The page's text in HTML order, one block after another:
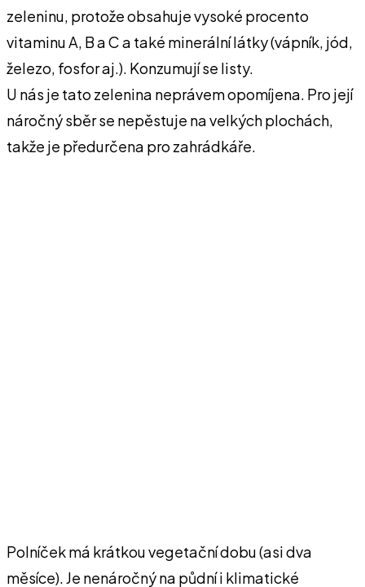
zeleninu, protože obsahuje vysoké procento
vitaminu A, B a C a také minerální látky (vápník, jód,
železo, fosfor aj.). Konzumují se listy.
U nás je tato zelenina neprávem opomíjena. Pro její
náročný sběr se nepěstuje na velkých plochách,
takže je předurčena pro zahrádkáře.
Polníček má krátkou vegetační dobu (asi dva
měsíce). Je nenáročný na půdní i klimatické